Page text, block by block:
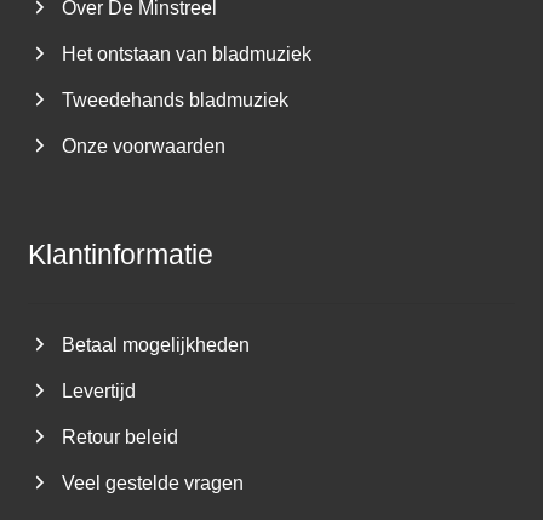
Over De Minstreel
Het ontstaan van bladmuziek
Tweedehands bladmuziek
Onze voorwaarden
Klantinformatie
Betaal mogelijkheden
Levertijd
Retour beleid
Veel gestelde vragen